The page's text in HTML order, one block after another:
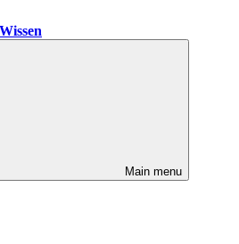
Main menu